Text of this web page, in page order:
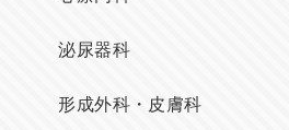
泌尿器科
形成外科・皮膚科